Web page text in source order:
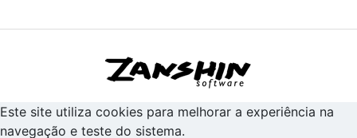
Este site utiliza cookies para melhorar a experiência na
navegação e teste do sistema.